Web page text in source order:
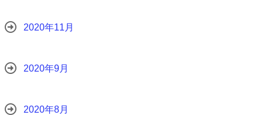
2020年11月
2020年9月
2020年8月